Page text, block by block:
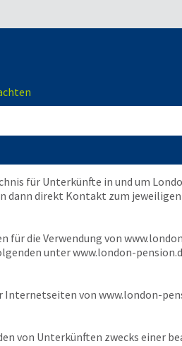
für Unterkünfte in und um
dann direkt Kontakt zum
für die Verwendung von
unterwww.london-
Internetseiten vonwww.london-
von Unterkünften zwecks einer